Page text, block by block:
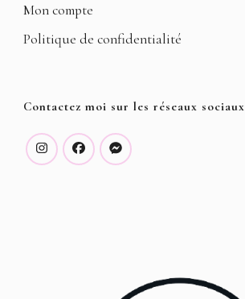
Mon compte
Politique de confidentialité
Contactez moi sur les réseaux sociaux